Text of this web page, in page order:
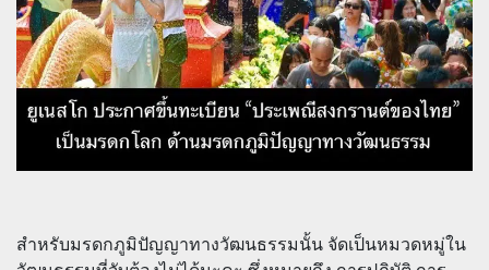
สำหรับมรดกภูมิปัญญาทางวัฒนธรรมนั้น จัดเป็นหมวดหมู่ใน